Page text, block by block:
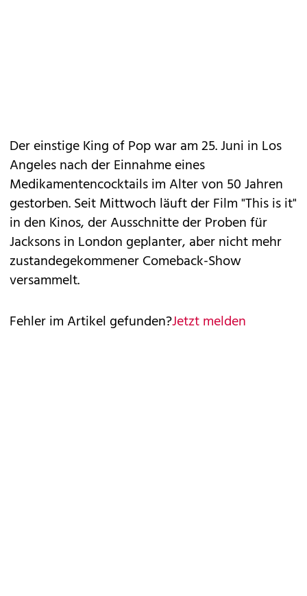
Der einstige King of Pop war am 25. Juni in Los
Angeles nach der Einnahme eines
Medikamentencocktails im Alter von 50 Jahren
gestorben. Seit Mittwoch läuft der Film "This is it"
in den Kinos, der Ausschnitte der Proben für
Jacksons in London geplanter, aber nicht mehr
zustandegekommener Comeback-Show
versammelt.
Fehler im Artikel gefunden?Jetzt melden